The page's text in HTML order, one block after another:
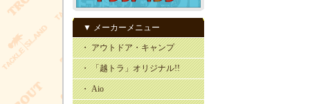
▼ メーカーメニュー
・ アウトドア・キャンプ
・ 「越トラ」オリジナル!!
・ Aio